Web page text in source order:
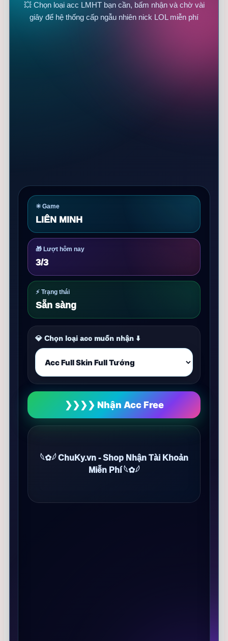
💥 Chọn loại acc LMHT bạn cần, bấm nhận và chờ vài
giây để hệ thống cấp ngẫu nhiên nick LOL miễn phí
✳️ Game
LIÊN MINH
🎁 Lượt hôm nay
3/3
⚡ Trạng thái
Sẵn sàng
💎 Chọn loại acc muốn nhận ⬇️
❯❯❯❯ Nhận Acc Free
𓆩✿𓆪 ChuKy.vn - Shop Nhận Tài Khoản
Miễn Phí 𓆩✿𓆪